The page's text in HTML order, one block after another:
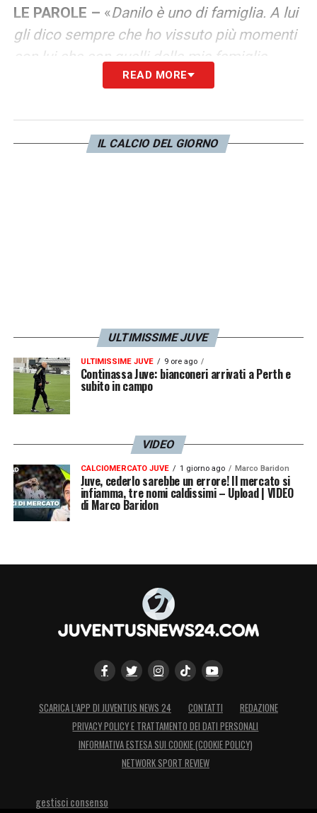
LE PAROLE – «Danilo è uno di famiglia. A lui
gli dico sempre che ho vissuto più momenti
con lui che con quelli della mia famiglia
perché siamo stati tanto tempo insieme in
stessa camera. Mi conosce bene, abbiamo
un bel rapporto».
READ MORE
IL CALCIO DEL GIORNO
ULTIMISSIME JUVE
ULTIMISSIME JUVE 9 ore ago
Continassa Juve: bianconeri arrivati a Perth e
subito in campo
VIDEO
CALCIOMERCATO JUVE 1 giorno ago Marco Baridon
Juve, cederlo sarebbe un errore! Il mercato si
infiamma, tre nomi caldissimi – Upload | VIDEO
di Marco Baridon
SCARICA L’APP DI JUVENTUS NEWS 24 CONTATTI
REDAZIONE
PRIVACY POLICY E TRATTAMENTO DEI DATI PERSONALI
INFORMATIVA ESTESA SUI COOKIE (COOKIE POLICY)
NETWORK SPORT REVIEW
gestisci consenso